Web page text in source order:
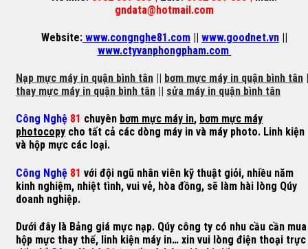
gndata@hotmail.com
Website: www.congnghe81.com || www.goodnet.vn ||
www.ctyvanphongpham.com
Nạp mực máy in quận bình tân bơm mực máy in quận bình tân
thay mực máy in quận bình tân
sửa máy in quận bình tân
Công Nghệ 81 chuyên bơm mực máy in, bơm mực máy
photocopy cho tất cả các dòng máy in và máy photo. Linh kiện
và hộp mực các loại.
Công Nghệ 81 với đội ngũ nhân viên kỹ thuật giỏi, nhiều năm
kinh nghiệm, nhiệt tình, vui vẻ, hòa đồng, sẽ làm hài lòng Qúy
doanh nghiệp.
Dưới đây là Bảng giá mực nạp. Qúy công ty có nhu cầu cần mua
hộp mực thay thế, linh kiện máy in… xin vui lòng điện thoại trực